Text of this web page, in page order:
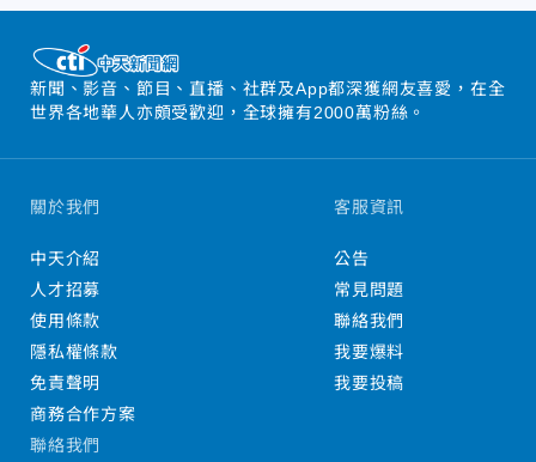
新聞、影音、節目、直播、社群及App都深獲網友喜愛，在全
世界各地華人亦頗受歡迎，全球擁有2000萬粉絲。
關於我們
中天介紹
人才招募
使用條款
隱私權條款
免責聲明
商務合作方案
客服資訊
公告
常見問題
聯絡我們
我要爆料
我要投稿
聯絡我們